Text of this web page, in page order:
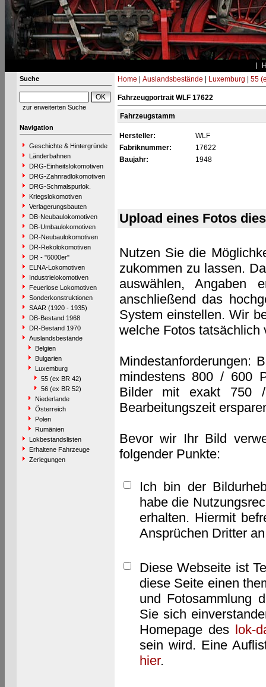
Suche
zur erweiterten Suche
Navigation
Geschichte & Hintergründe
Länderbahnen
DRG-Einheitslokomotiven
DRG-Zahnradlokomotiven
DRG-Schmalspurlok.
Kriegslokomotiven
Verlagerungsbauten
DB-Neubaulokomotiven
DB-Umbaulokomotiven
DR-Neubaulokomotiven
DR-Rekolokomotiven
DR - "6000er"
ELNA-Lokomotiven
Industrielokomotiven
Feuerlose Lokomotiven
Sonderkonstruktionen
SAAR (1920 - 1935)
DB-Bestand 1968
DR-Bestand 1970
Auslandsbestände
Belgien
Bulgarien
Luxemburg
55 (ex BR 42)
56 (ex BR 52)
Niederlande
Österreich
Polen
Rumänien
Lokbestandslisten
Erhaltene Fahrzeuge
Zerlegungen
Home Auslandsbestände Luxemburg 55
Fahrzeugportrait WLF 17622
Fahrzeugstamm
Hersteller:
WLF
Fabriknummer:
17622
Baujahr:
1948
Upload eines Fotos
Nutzen Sie die
zukommen zu lassen.
auswählen, Angaben
anschließend das
System einstellen. Wir
welche Fotos tatsächlich
Mindestanforderungen:
mindestens 800 / 600
Bilder mit exakt 750
Bearbeitungszeit
Bevor wir Ihr Bild
folgender Punkte:
Ich bin der
habe die
erhalten. Hiermit
Ansprüchen Dritter
Diese Webseite ist
diese Seite einen
und Fotosammlung
Sie sich
Homepage des lok-
sein wird. Eine
hier.